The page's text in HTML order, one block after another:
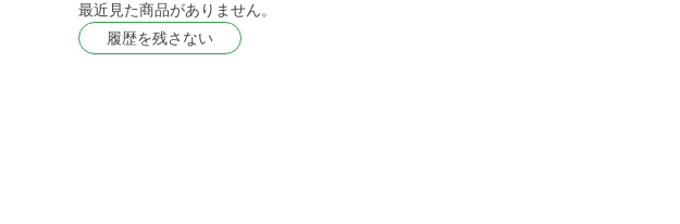
最近見た商品がありません。
履歴を残さない